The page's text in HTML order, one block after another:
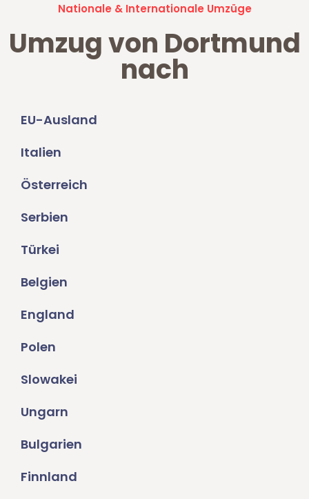
Nationale & Internationale Umzüge
Umzug von Dortmund
nach
EU-Ausland
Italien
Österreich
Serbien
Türkei
Belgien
England
Polen
Slowakei
Ungarn
Bulgarien
Finnland